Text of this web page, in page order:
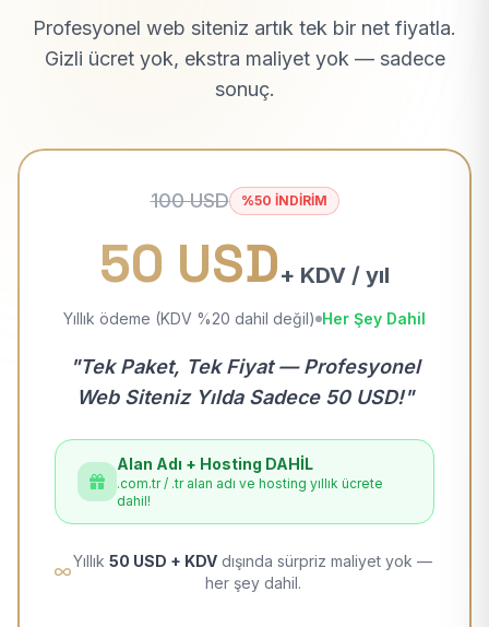
Profesyonel web siteniz artık tek bir net fiyatla.
Gizli ücret yok, ekstra maliyet yok — sadece
sonuç.
100 USD %50 İNDİRİM
50 USD+ KDV / yıl
Yıllık ödeme (KDV %20 dahil değil) Her Şey Dahil
"Tek Paket, Tek Fiyat — Profesyonel
Web Siteniz Yılda Sadece 50 USD!"
Alan Adı + Hosting DAHİL
.com.tr / .tr alan adı ve hosting yıllık ücrete
dahil!
Yıllık 50 USD + KDV dışında sürpriz maliyet yok —
her şey dahil.